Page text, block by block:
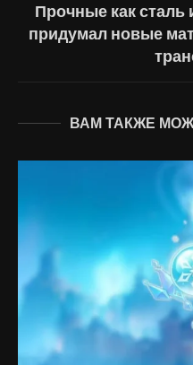
Прочные как сталь
придумал новые
ВАМ ТАКЖЕ